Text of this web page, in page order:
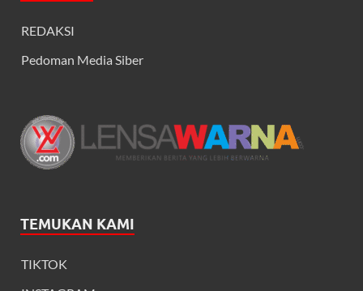
REDAKSI
Pedoman Media Siber
TEMUKAN KAMI
TIKTOK